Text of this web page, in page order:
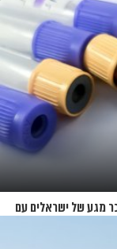
מגע של ישראלים עם